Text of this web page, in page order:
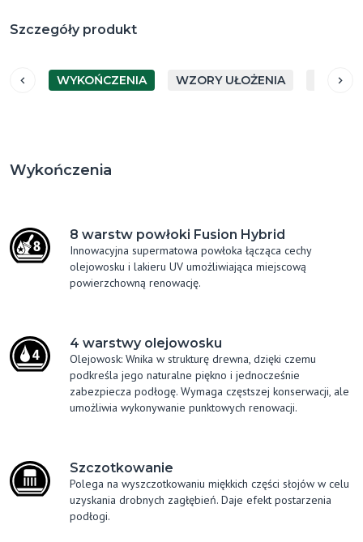
Szczegóły produkt
WYKOŃCZENIA WZORY UŁOŻENIA
Wykończenia
8 warstw powłoki Fusion Hybrid
Innowacyjna supermatowa powłoka łącząca cechy
olejowosku i lakieru UV umożliwiająca miejscową
powierzchowną renowację.
4 warstwy olejowosku
Olejowosk: Wnika w strukturę drewna, dzięki czemu
podkreśla jego naturalne piękno i jednocześnie
zabezpiecza podłogę. Wymaga częstszej konserwacji, ale
umożliwia wykonywanie punktowych renowacji.
Szczotkowanie
Polega na wyszczotkowaniu miękkich części słojów w celu
uzyskania drobnych zagłębień. Daje efekt postarzenia
podłogi.